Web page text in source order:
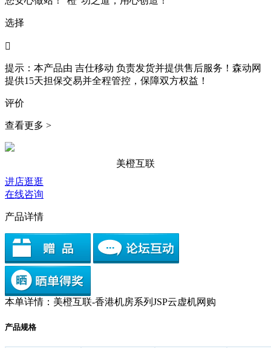
选择

提示：本产品由 吉仕移动 负责发货并提供售后服务！森动网
提供15天担保交易并全程管控，保障双方权益！
评价
查看更多 >
美橙互联
进店逛逛
在线咨询
产品详情
本单详情：美橙互联-香港机房系列JSP云虚机网购
产品规格